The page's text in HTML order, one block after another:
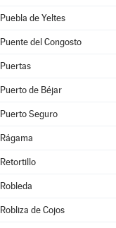
Puebla de Yeltes
Puente del Congosto
Puertas
Puerto de Béjar
Puerto Seguro
Rágama
Retortillo
Robleda
Robliza de Cojos